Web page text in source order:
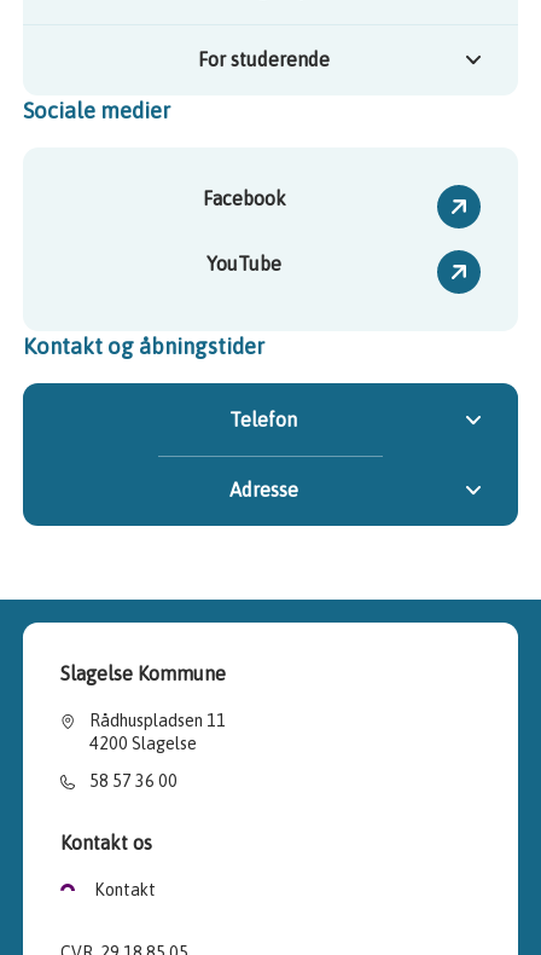
For studerende
Sociale medier
Facebook
YouTube
Kontakt og åbningstider
Telefon
Adresse
Slagelse Kommune
Rådhuspladsen 11
4200 Slagelse
58 57 36 00
Kontakt os
Kontakt